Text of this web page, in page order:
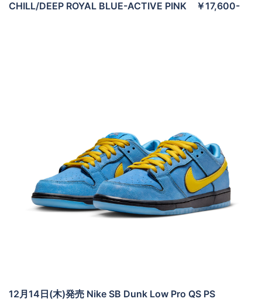
CHILL/DEEP ROYAL BLUE-ACTIVE PINK ￥17,600-
12月14日(木)発売 Nike SB Dunk Low Pro QS PS